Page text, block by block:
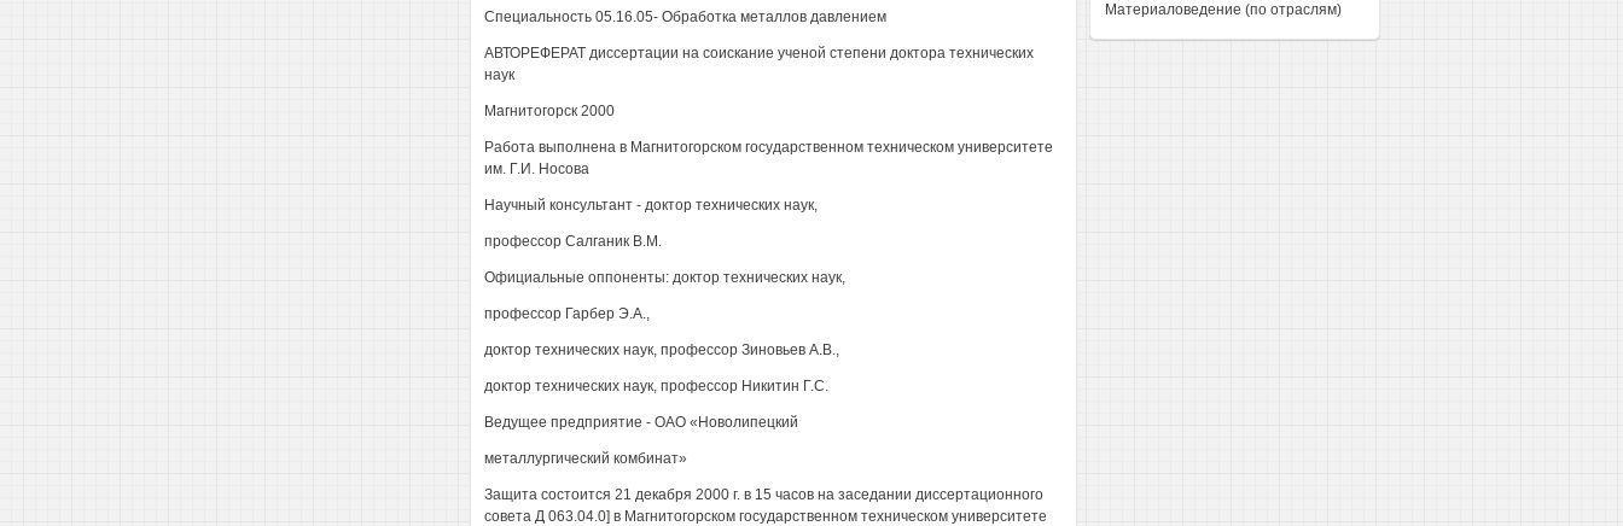
Специальность 05.16.05- Обработка металлов давлением
АВТОРЕФЕРАТ диссертации на соискание ученой степени доктора технических
наук
Магнитогорск 2000
Работа выполнена в Магнитогорском государственном техническом университете
им. Г.И. Носова
Научный консультант - доктор технических наук,
профессор Салганик В.М.
Официальные оппоненты: доктор технических наук,
профессор Гарбер Э.А.,
доктор технических наук, профессор Зиновьев A.B.,
доктор технических наук, профессор Никитин Г.С.
Ведущее предприятие - ОАО «Новолипецкий
металлургический комбинат»
Защита состоится 21 декабря 2000 г. в 15 часов на заседании диссертационного
совета Д 063.04.0] в Магнитогорском государственном техническом университете
Материаловедение (по отраслям)